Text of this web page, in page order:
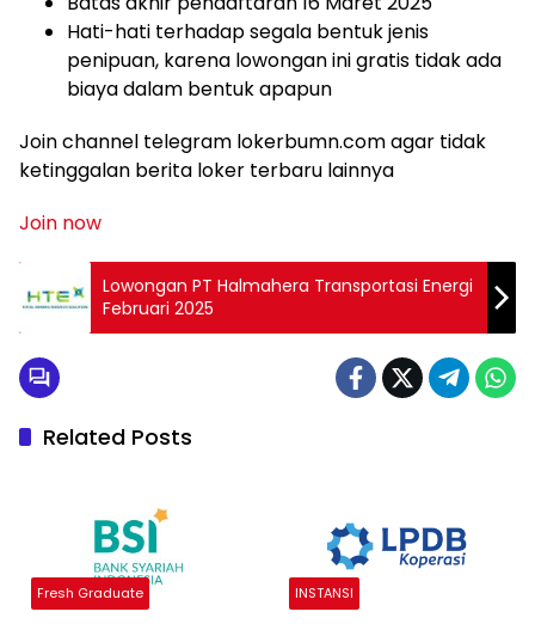
Hati-hati terhadap segala bentuk jenis
penipuan, karena lowongan ini gratis tidak ada
biaya dalam bentuk apapun
Join channel telegram lokerbumn.com agar tidak
ketinggalan berita loker terbaru lainnya
Join now
Lowongan PT Halmahera Transportasi Energi
Februari 2025
Related Posts
Fresh Graduate INSTANSI